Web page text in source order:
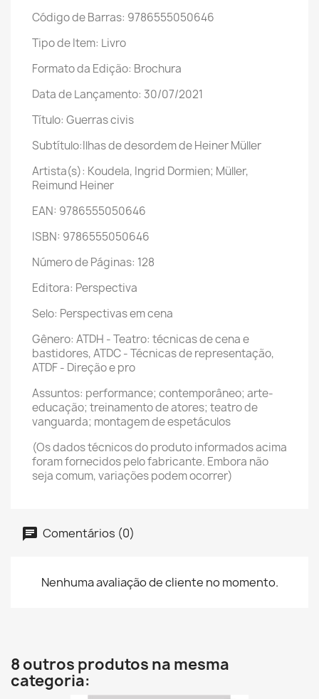
Código de Barras: 9786555050646
Tipo de Item: Livro
Formato da Edição: Brochura
Data de Lançamento: 30/07/2021
Título: Guerras civis
Subtítulo:Ilhas de desordem de Heiner Müller
Artista(s): Koudela, Ingrid Dormien; Müller,
Reimund Heiner
EAN: 9786555050646
ISBN: 9786555050646
Número de Páginas: 128
Editora: Perspectiva
Selo: Perspectivas em cena
Gênero: ATDH - Teatro: técnicas de cena e
bastidores, ATDC - Técnicas de representação,
ATDF - Direção e pro
Assuntos: performance; contemporâneo; arte-
educação; treinamento de atores; teatro de
vanguarda; montagem de espetáculos
(Os dados técnicos do produto informados acima
foram fornecidos pelo fabricante. Embora não
seja comum, variações podem ocorrer)
Comentários (0)
Nenhuma avaliação de cliente no momento.
8 outros produtos na mesma
categoria: